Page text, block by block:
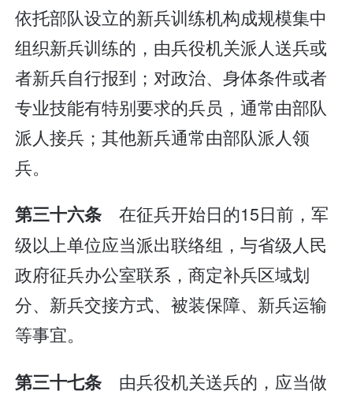
依托部队设立的新兵训练机构成规模集中
组织新兵训练的，由兵役机关派人送兵或
者新兵自行报到；对政治、身体条件或者
专业技能有特别要求的兵员，通常由部队
派人接兵；其他新兵通常由部队派人领
兵。
第三十六条 在征兵开始日的15日前，军
级以上单位应当派出联络组，与省级人民
政府征兵办公室联系，商定补兵区域划
分、新兵交接方式、被装保障、新兵运输
等事宜。
第三十七条 由兵役机关送兵的，应当做